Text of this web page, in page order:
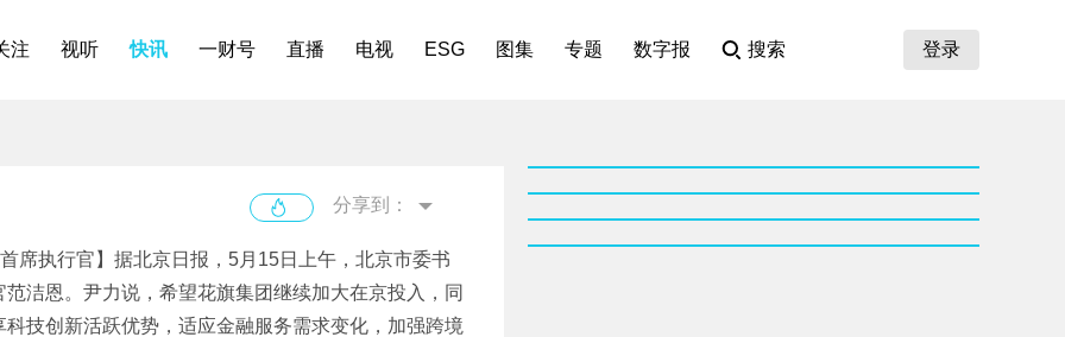
注 视听 快讯 一财号 直播 电视 ESG 图集 专题 数字报 搜索 登录
分享到：
席执行官】据北京日报，5月15日上午，北京市委书
洁恩。尹力说，希望花旗集团继续加大在京投入，同
技创新活跃优势，适应金融服务需求变化，加强跨境